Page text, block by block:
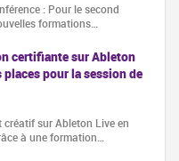
: Pour le second
formations…
certifiante sur Ableton
pour la session de
créatif sur Ableton Live en
à une formation…